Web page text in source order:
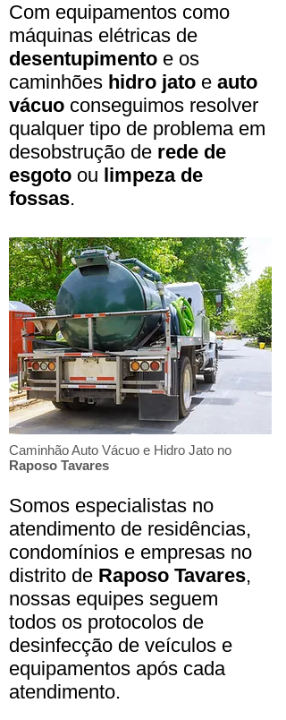
Com equipamentos como
máquinas elétricas de
desentupimento e os
caminhões hidro jato e auto
vácuo conseguimos resolver
qualquer tipo de problema em
desobstrução de rede de
esgoto ou limpeza de
fossas.
Caminhão Auto Vácuo e Hidro Jato no
Raposo Tavares
Somos especialistas no
atendimento de residências,
condomínios e empresas no
distrito de Raposo Tavares,
nossas equipes seguem
todos os protocolos de
desinfecção de veículos e
equipamentos após cada
atendimento.